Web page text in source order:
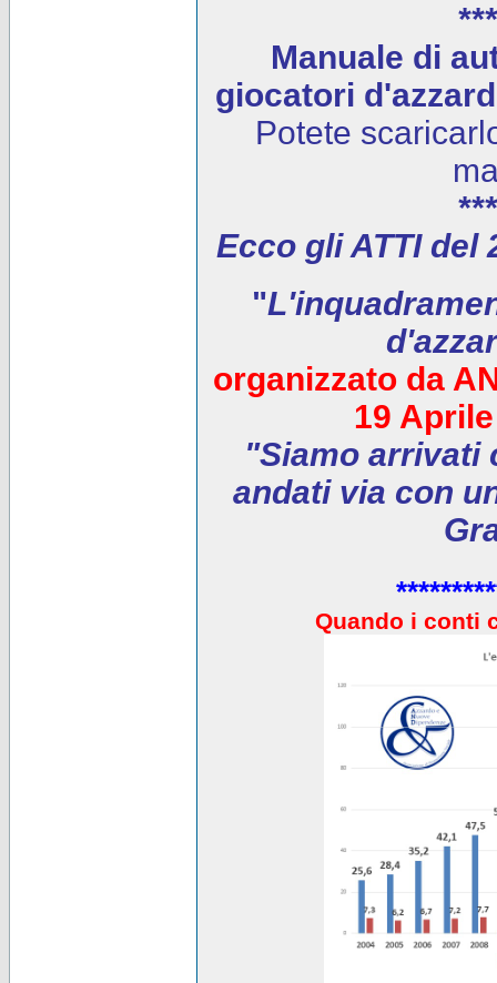
Manuale di
giocatori
Potete
Ecco gli ATTI del
"
organizzato da
19
"Siamo arrivati
andati via con
Quando i conti